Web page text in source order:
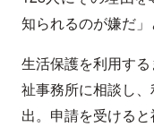
知られるのが嫌だ」
生活保護を利用す
祉事務所に相談し
出。申請を受ける